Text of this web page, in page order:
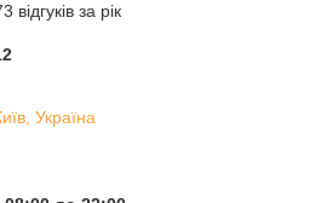
за рік
Україна